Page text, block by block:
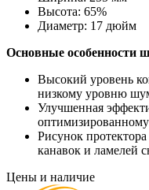
Высота: 65%
Диаметр: 17 дюйм
Основные особенности
Высокий уровень
низкому уровню
Улучшенная
Рисунок
канавок и ламелей
Цены и наличие